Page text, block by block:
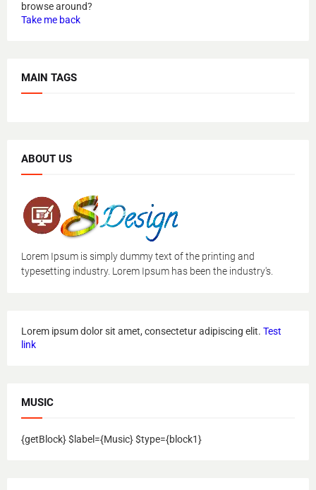
browse around?
Take me back
MAIN TAGS
ABOUT US
Lorem Ipsum is simply dummy text of the printing and
typesetting industry. Lorem Ipsum has been the industry's.
Lorem ipsum dolor sit amet, consectetur adipiscing elit. Test
link
MUSIC
{getBlock} $label={Music} $type={block1}